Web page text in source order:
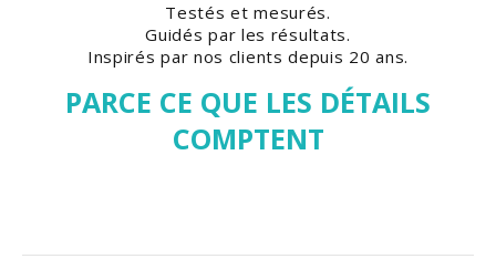
Testés et mesurés.
Guidés par les résultats.
Inspirés par nos clients depuis 20 ans.
PARCE CE QUE LES DÉTAILS
COMPTENT